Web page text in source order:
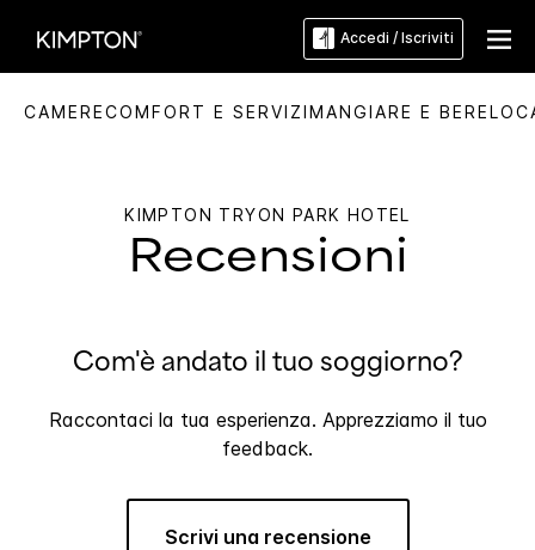
Accedi / Iscriviti
CAMERECOMFORT E SERVIZIMANGIARE E BERE
KIMPTON TRYON PARK HOTEL
Recensioni
Com'è andato il tuo soggiorno?
Raccontaci la tua esperienza. Apprezziamo il tuo
feedback.
Scrivi una recensione